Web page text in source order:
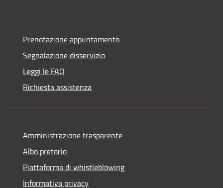
Prenotazione appuntamento
Segnalazione disservizio
Leggi le FAQ
Richiesta assistenza
Amministrazione trasparente
Albo pretorio
Piattaforma di whistleblowing
Informativa privacy